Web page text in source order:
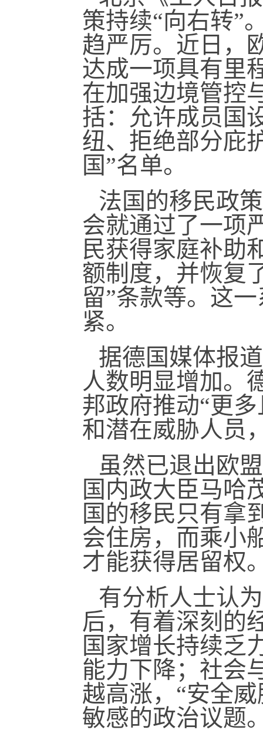
策持续“向右转”
趋严厉。近日，
达成一项具有里
在加强边境管控
括：允许成员国
纽、拒绝部分庇
国”名单。
法国的移民政
会就通过了一项
民获得家庭补助
额制度，并恢复
留”条款等。这
紧。
据德国媒体报
人数明显增加。
邦政府推动“更
和潜在威胁人员
虽然已退出欧
国内政大臣马哈
国的移民只有拿
会住房，而乘小
才能获得居留权
有分析人士认
后，有着深刻的
国家增长持续乏
能力下降；社会
越高涨，“安全
敏感的政治议题